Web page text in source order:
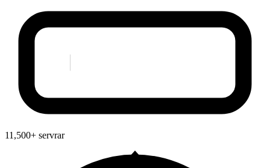
11,500+ servrar